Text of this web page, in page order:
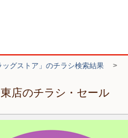
ッグストア」のチラシ検索結果 >
店のチラシ・セール